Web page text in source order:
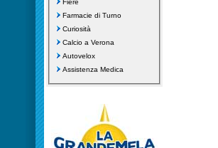
Farmacie di Turno
Curiosità
Calcio a Verona
Autovelox
Assistenza Medica